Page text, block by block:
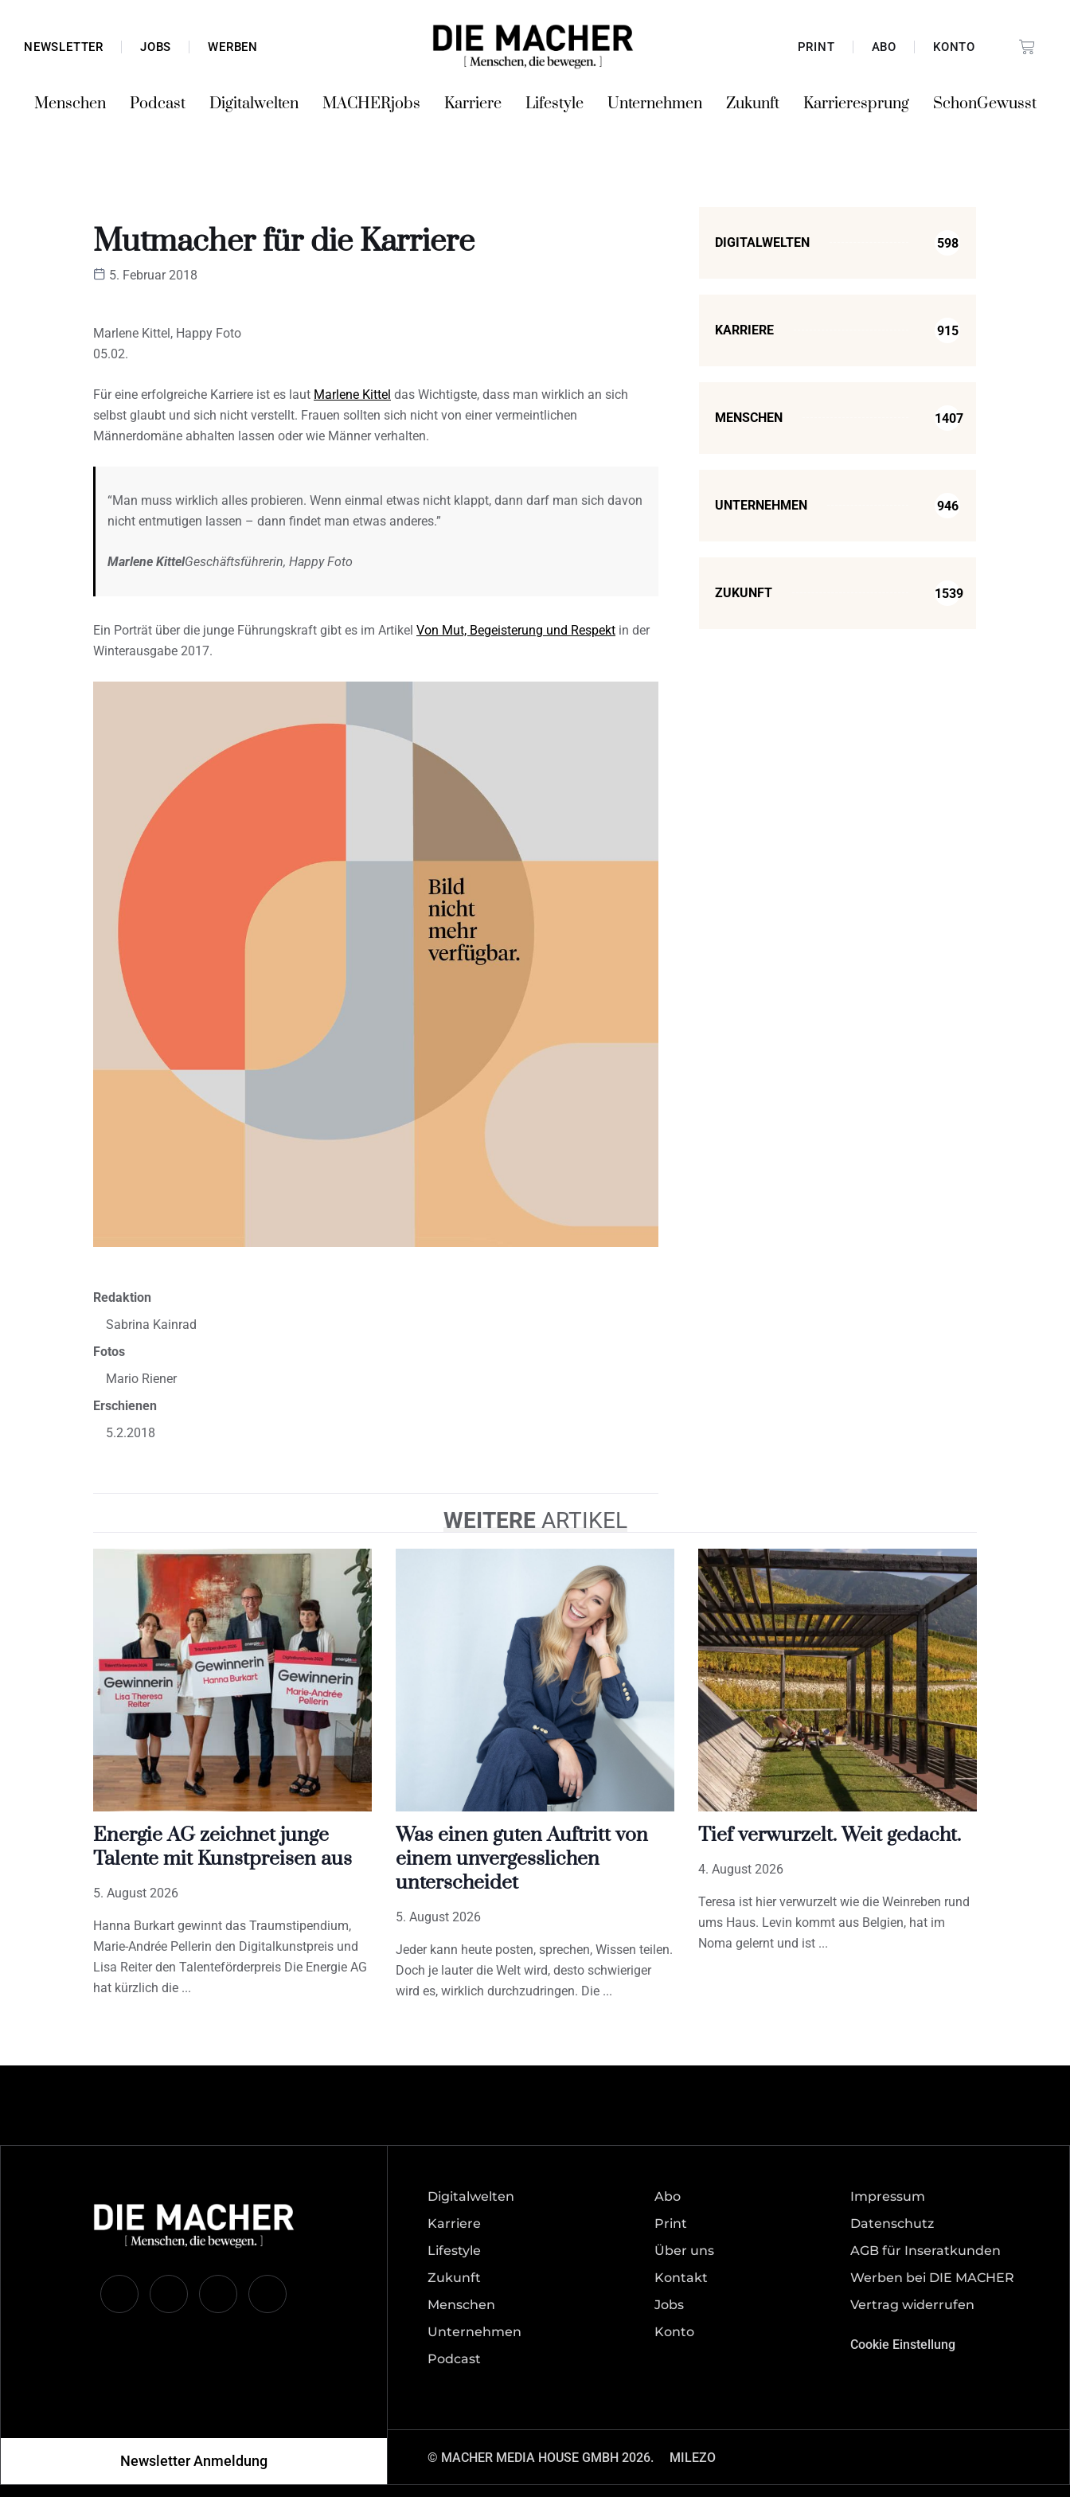
NEWSLETTER JOBS WERBEN PRINT ABO KONTO
Menschen Podcast Digitalwelten MACHERjobs Karriere Lifestyle Unternehmen Zukunft Karrieresprung SchonGewusst
Mutmacher für die Karriere
5. Februar 2018
Marlene Kittel, Happy Foto
05.02.
Für eine erfolgreiche Karriere ist es laut Marlene Kittel das Wichtigste, dass man wirklich an sich
selbst glaubt und sich nicht verstellt. Frauen sollten sich nicht von einer vermeintlichen
Männerdomäne abhalten lassen oder wie Männer verhalten.
“Man muss wirklich alles probieren. Wenn einmal etwas nicht klappt, dann darf man sich davon
nicht entmutigen lassen – dann findet man etwas anderes.”
Marlene KittelGeschäftsführerin, Happy Foto
Ein Porträt über die junge Führungskraft gibt es im Artikel Von Mut, Begeisterung und Respekt in der
Winterausgabe 2017.
Redaktion
Sabrina Kainrad
Fotos
Mario Riener
Erschienen
5.2.2018
DIGITALWELTEN 598
KARRIERE 915
MENSCHEN 1407
UNTERNEHMEN 946
ZUKUNFT 1539
WEITERE ARTIKEL
Energie AG zeichnet junge
Talente mit Kunstpreisen aus
5. August 2026
Hanna Burkart gewinnt das Traumstipendium,
Marie-Andrée Pellerin den Digitalkunstpreis und
Lisa Reiter den Talenteförderpreis Die Energie AG
hat kürzlich die
Was einen guten Auftritt von
einem unvergesslichen
unterscheidet
5. August 2026
Jeder kann heute posten, sprechen, Wissen teilen.
Doch je lauter die Welt wird, desto schwieriger
wird es, wirklich durchzudringen. Die
Tief verwurzelt. Weit gedacht.
4. August 2026
Teresa ist hier verwurzelt wie die Weinreben rund
ums Haus. Levin kommt aus Belgien, hat im
Noma gelernt und ist
Newsletter Anmeldung
Digitalwelten
Karriere
Lifestyle
Zukunft
Menschen
Unternehmen
Podcast
Abo
Print
Über uns
Kontakt
Jobs
Konto
Impressum
Datenschutz
AGB für Inseratkunden
Werben bei DIE MACHER
Vertrag widerrufen
Cookie Einstellung
© MACHER MEDIA HOUSE GMBH 2026. MILEZO